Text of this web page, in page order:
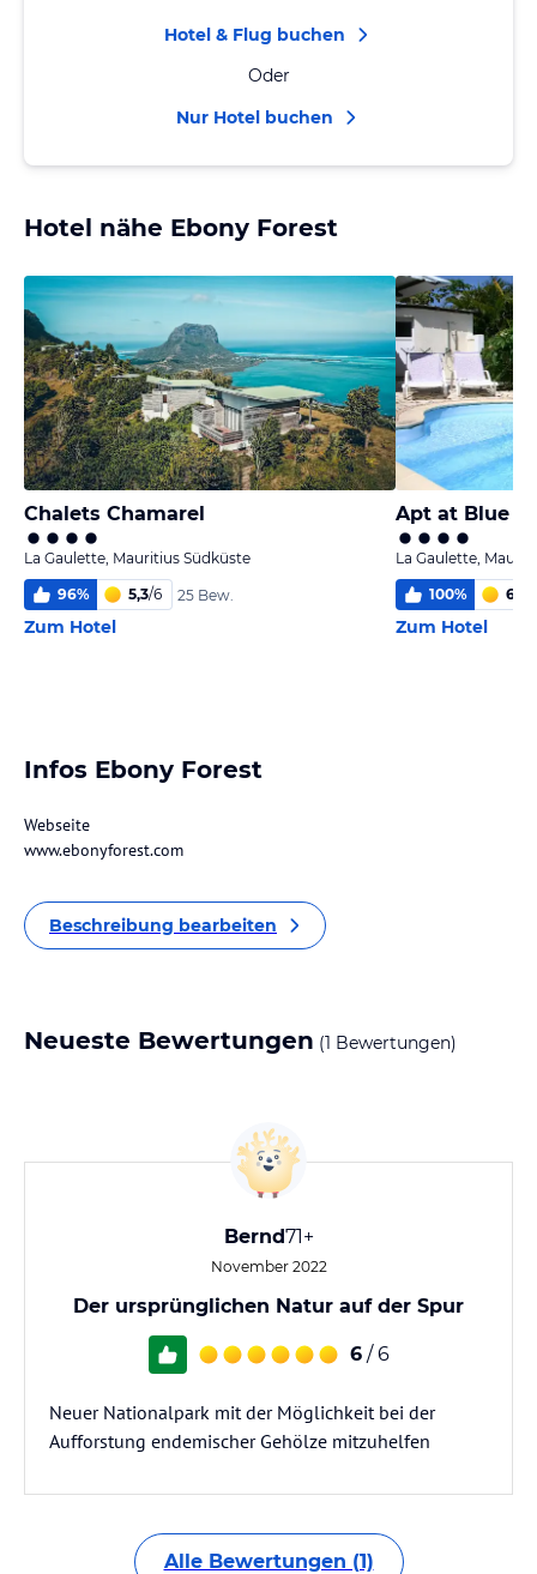
Hotel & Flug buchen
Oder
Nur Hotel buchen
Hotel nähe Ebony Forest
Chalets Chamarel
La Gaulette, Mauritius Südküste
96% 5,3/6 25 Bew.
Zum Hotel
La Gaulette,
100% 6
Zum Hotel
Infos Ebony Forest
Webseite
www.ebonyforest.com
Beschreibung bearbeiten
Neueste Bewertungen (1 Bewertungen)
Bernd71+
November 2022
Der ursprünglichen Natur auf der Spur
6 / 6
Neuer Nationalpark mit der Möglichkeit bei der
Aufforstung endemischer Gehölze mitzuhelfen
Alle Bewertungen (1)